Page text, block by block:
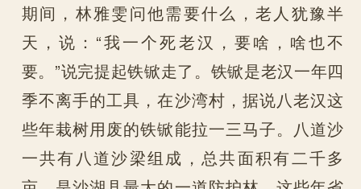
期间，林雅雯问他需要什么，老人犹豫半
天，说：“我一个死老汉，要啥，啥也不
要。”说完提起铁锨走了。铁锨是老汉一年四
季不离手的工具，在沙湾村，据说八老汉这
些年栽树用废的铁锨能拉一三马子。八道沙
一共有八道沙梁组成，总共面积有二千多